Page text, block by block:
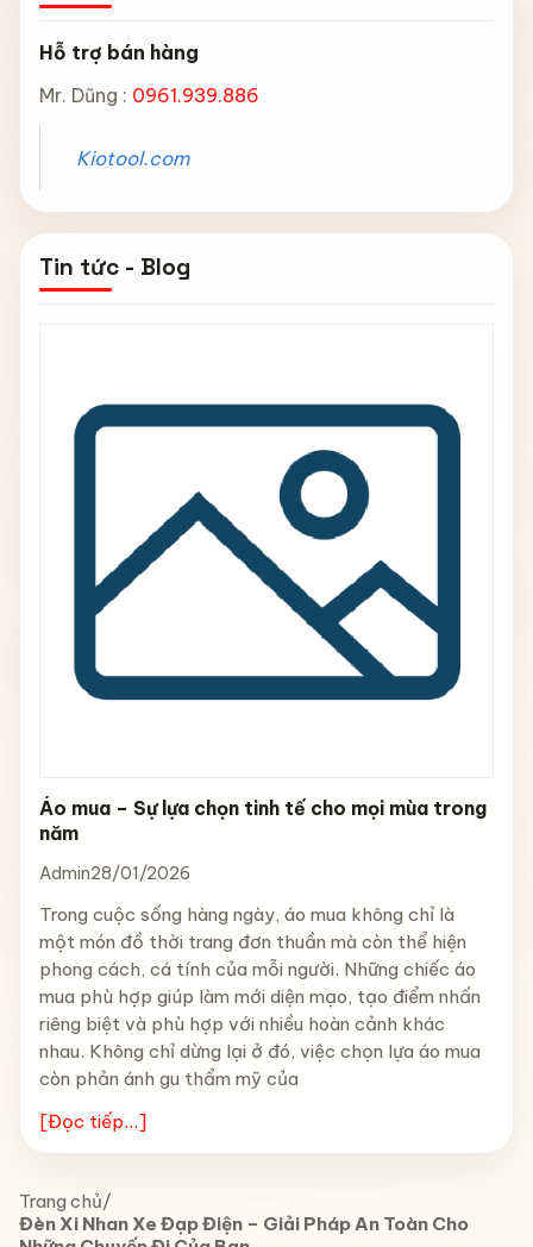
Hỗ trợ bán hàng
Mr. Dũng : 0961.939.886
Kiotool.com
Tin tức - Blog
Áo mua – Sự lựa chọn tinh tế cho mọi mùa trong
năm
Admin28/01/2026
Trong cuộc sống hàng ngày, áo mua không chỉ là
một món đồ thời trang đơn thuần mà còn thể hiện
phong cách, cá tính của mỗi người. Những chiếc áo
mua phù hợp giúp làm mới diện mạo, tạo điểm nhấn
riêng biệt và phù hợp với nhiều hoàn cảnh khác
nhau. Không chỉ dừng lại ở đó, việc chọn lựa áo mua
còn phản ánh gu thẩm mỹ của
[Đọc tiếp...]
Trang chủ/
Đèn Xi Nhan Xe Đạp Điện – Giải Pháp An Toàn Cho